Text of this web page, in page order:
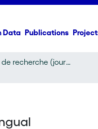
Data Publications
Article de recherche (journal article)